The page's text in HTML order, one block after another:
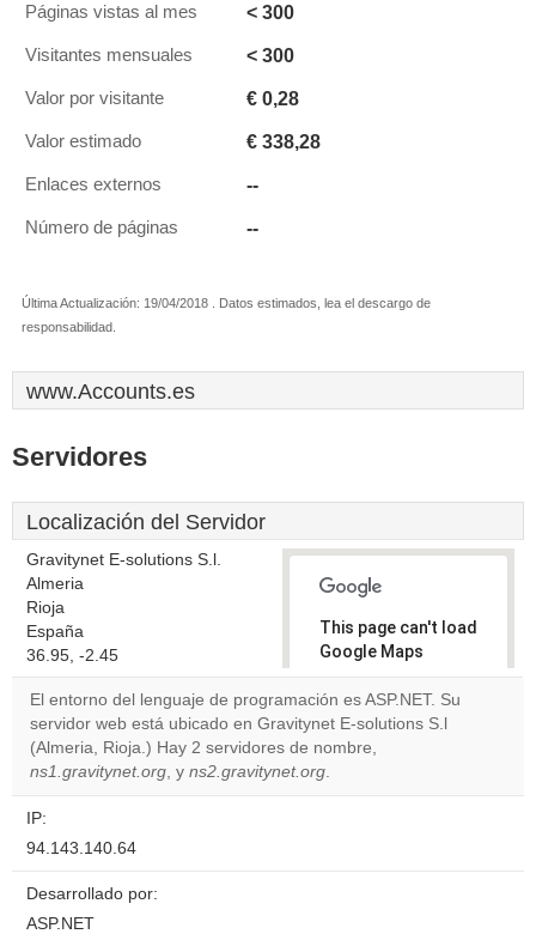
Páginas vistas al mes < 300
Visitantes mensuales < 300
Valor por visitante € 0,28
Valor estimado € 338,28
Enlaces externos --
Número de páginas --
Última Actualización: 19/04/2018 . Datos estimados, lea el descargo de
responsabilidad.
www.Accounts.es
Servidores
Localización del Servidor
Gravitynet E-solutions S.l.
Almeria
Rioja
España
36.95, -2.45
This page can't load
Google Maps
correctly.
Do you
own this
El entorno del lenguaje de programación es ASP.NET. Su
servidor web está ubicado en Gravitynet E-solutions S.l
(Almeria, Rioja.) Hay 2 servidores de nombre,
ns1.gravitynet.org, y ns2.gravitynet.org.
IP:
94.143.140.64
Desarrollado por:
ASP.NET